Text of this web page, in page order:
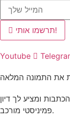
תרשמו אותי!
Youtube
את התמונה המלאה
ומציע לך דיון
פמיניסטי מורכב.